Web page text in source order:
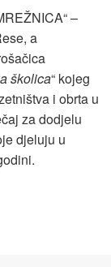
–
a
školica“ kojeg
i obrta u
za dodjelu
djeluju u